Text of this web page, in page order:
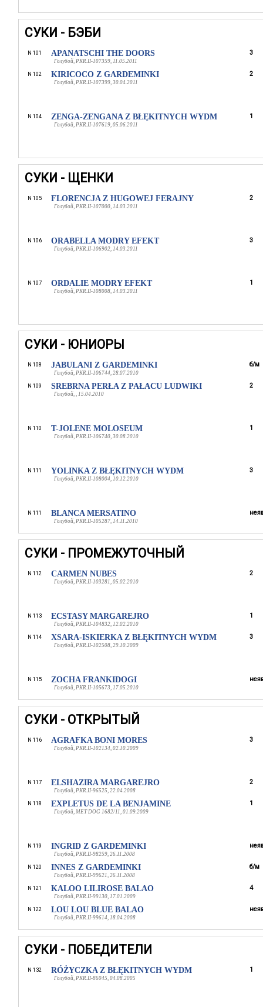
СУКИ - БЭБИ
N 101 APANATSCHI THE DOORS
Голубой, PKR.II-107359, 11.05.2011
3
N 102 KIRICOCO Z GARDEMINKI
Голубой, PKR.II-107399, 30.04.2011
2
N 104 ZENGA-ZENGANA Z BŁĘKITNYCH WYDM
Голубой, PKR.II-107619, 05.06.2011
1
СУКИ - ЩЕНКИ
N 105 FLORENCJA Z HUGOWEJ FERAJNY
Голубой, PKR.II-107000, 14.03.2011
2
N 106 ORABELLA MODRY EFEKT
Голубой, PKR.II-106902, 14.03.2011
3
N 107 ORDALIE MODRY EFEKT
Голубой, PKR.II-108008, 14.03.2011
1
СУКИ - ЮНИОРЫ
N 108 JABULANI Z GARDEMINKI
Голубой, PKR.II-106744, 28.07.2010
б/м
N 109 SREBRNA PERŁA Z PAŁACU LUDWIKI
Голубой, , 15.04.2010
2
N 110 T-JOLENE MOLOSEUM
Голубой, PKR.II-106740, 30.08.2010
1
N 111 YOLINKA Z BŁĘKITNYCH WYDM
Голубой, PKR.II-108004, 10.12.2010
3
N 111 BLANCA MERSATINO
Голубой, PKR.II-105287, 14.11.2010
СУКИ - ПРОМЕЖУТОЧНЫЙ
N 112 CARMEN NUBES
Голубой, PKR.II-103281, 05.02.2010
2
N 113 ECSTASY MARGAREJRO
Голубой, PKR.II-104832, 12.02.2010
1
N 114 XSARA-ISKIERKA Z BŁĘKITNYCH WYDM
Голубой, PKR.II-102508, 29.10.2009
3
N 115 ZOCHA FRANKIDOGI
Голубой, PKR.II-105673, 17.05.2010
СУКИ - ОТКРЫТЫЙ
N 116 AGRAFKA BONI MORES
Голубой, PKR.II-102134, 02.10.2009
3
N 117 ELSHAZIRA MARGAREJRO
Голубой, PKR.II-96525, 22.04.2008
2
N 118 EXPLETUS DE LA BENJAMINE
Голубой, MET DOG 1682/11, 01.09.2009
1
N 119 INGRID Z GARDEMINKI
Голубой, PKR.II-98259, 26.11.2008
N 120 INNES Z GARDEMINKI
Голубой, PKR.II-99621, 26.11.2008
б/м
N 121 KALOO LILIROSE BALAO
Голубой, PKR.II-99130, 17.01.2009
4
N 122 LOU LOU BLUE BALAO
Голубой, PKR.II-99614, 18.04.2008
СУКИ - ПОБЕДИТЕЛИ
N 132 RÓŻYCZKA Z BŁĘKITNYCH WYDM
Голубой, PKR.II-86045, 04.08.2005
1